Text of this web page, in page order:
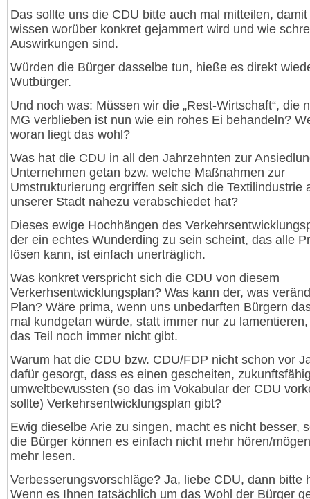
Das sollte uns die CDU bitte auch mal mitteilen, damit
wissen worüber konkret gejammert wird und wie
Auswirkungen sind.
Würden die Bürger dasselbe tun, hieße es direkt
Wutbürger.
Und noch was: Müssen wir die „Rest-Wirtschaft“, die
MG verblieben ist nun wie ein rohes Ei behandeln?
woran liegt das wohl?
Was hat die CDU in all den Jahrzehnten zur
Unternehmen getan bzw. welche Maßnahmen zur
Umstrukturierung ergriffen seit sich die Textilindustrie
unserer Stadt nahezu verabschiedet hat?
Dieses ewige Hochhängen des
der ein echtes Wunderding zu sein scheint, das alle
lösen kann, ist einfach unerträglich.
Was konkret verspricht sich die CDU von diesem
Verkerhsentwicklungsplan? Was kann der, was
Plan? Wäre prima, wenn uns unbedarften Bürgern
mal kundgetan würde, statt immer nur zu
das Teil noch immer nicht gibt.
Warum hat die CDU bzw. CDU/FDP nicht schon vor
dafür gesorgt, dass es einen gescheiten,
umweltbewussten (so das im Vokabular der CDU
sollte) Verkehrsentwicklungsplan gibt?
Ewig dieselbe Arie zu singen, macht es nicht besser,
die Bürger können es einfach nicht mehr hören/
mehr lesen.
Verbesserungsvorschläge? Ja, liebe CDU, dann bitte
Wenn es Ihnen tatsächlich um das Wohl der Bürger